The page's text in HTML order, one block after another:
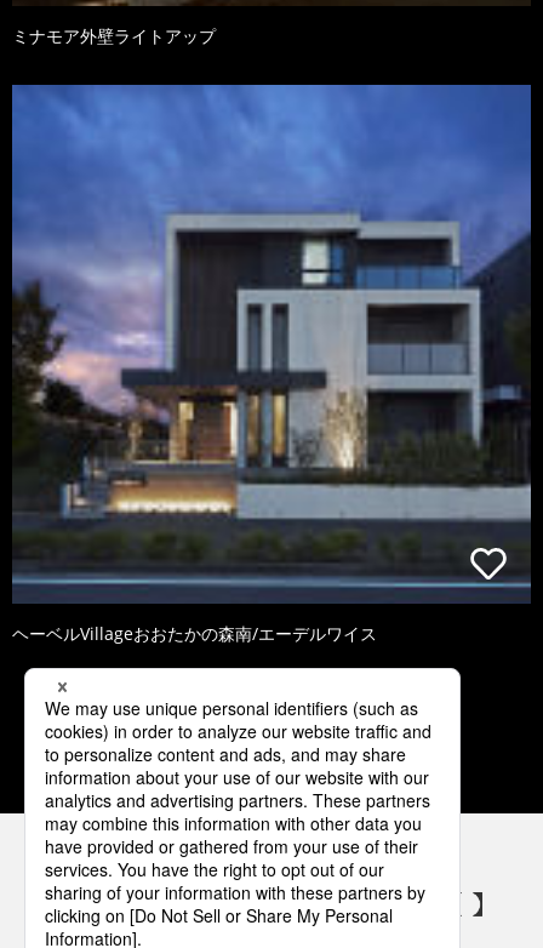
ミナモア外壁ライトアップ
ヘーベルVillageおおたかの森南/エーデルワイス
1 2 3 4 5
パナソニックの電気設備 SNSアカウント